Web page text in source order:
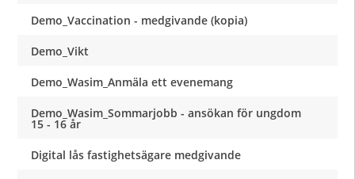
Demo_Vaccination - medgivande (kopia)
Demo_Vikt
Demo_Wasim_Anmäla ett evenemang
Demo_Wasim_Sommarjobb - ansökan för ungdom
15 - 16 år
Digital lås fastighetsägare medgivande